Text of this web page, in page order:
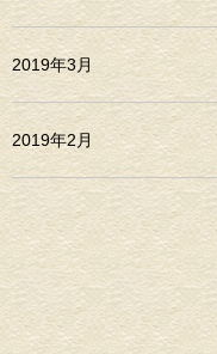
2019年3月
2019年2月